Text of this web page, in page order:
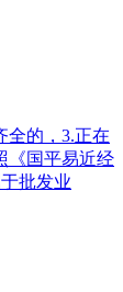
全的，3.正在
《国平易近经
批发业